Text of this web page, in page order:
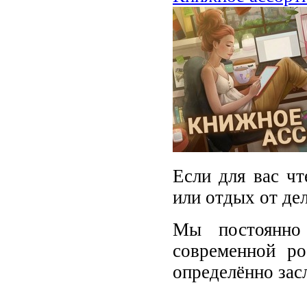
Если для вас
или отдых от
Мы постоянно
современной
определённо